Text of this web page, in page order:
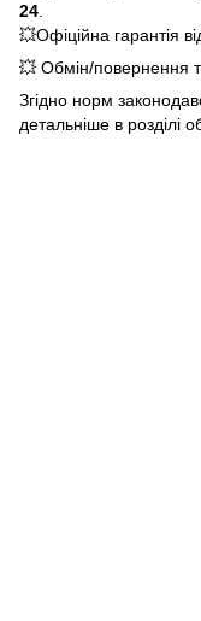
24
💥Офіційна гарантія
💥 Обмін/повернення
Згідно норм
детальніше в розділі